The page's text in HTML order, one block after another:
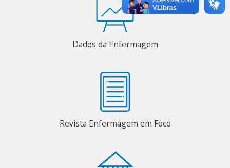
Dados da Enfermagem
Revista Enfermagem em Foco